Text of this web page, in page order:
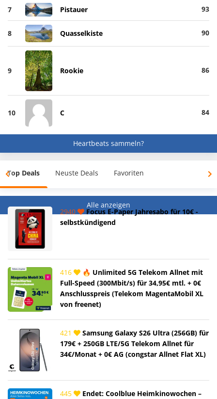
7 Pistauer 93
8 Quasselkiste 90
9 Rookie 86
10 C 84
Heartbeats sammeln?
Top Deals Neuste Deals Favoriten
Alle anzeigen
2940
Focus E-Paper Jahresabo für 10€ -
selbstkündigend
416
🔥 Unlimited 5G Telekom Allnet mit
Full-Speed (300Mbit/s) für 34,95€ mtl. + 0€
Anschlusspreis (Telekom MagentaMobil XL
von freenet)
421
Samsung Galaxy S26 Ultra (256GB) für
179€ + 250GB LTE/5G Telekom Allnet für
34€/Monat + 0€ AG (congstar Allnet Flat XL)
445
Endet: Coolblue Heimkinowochen –